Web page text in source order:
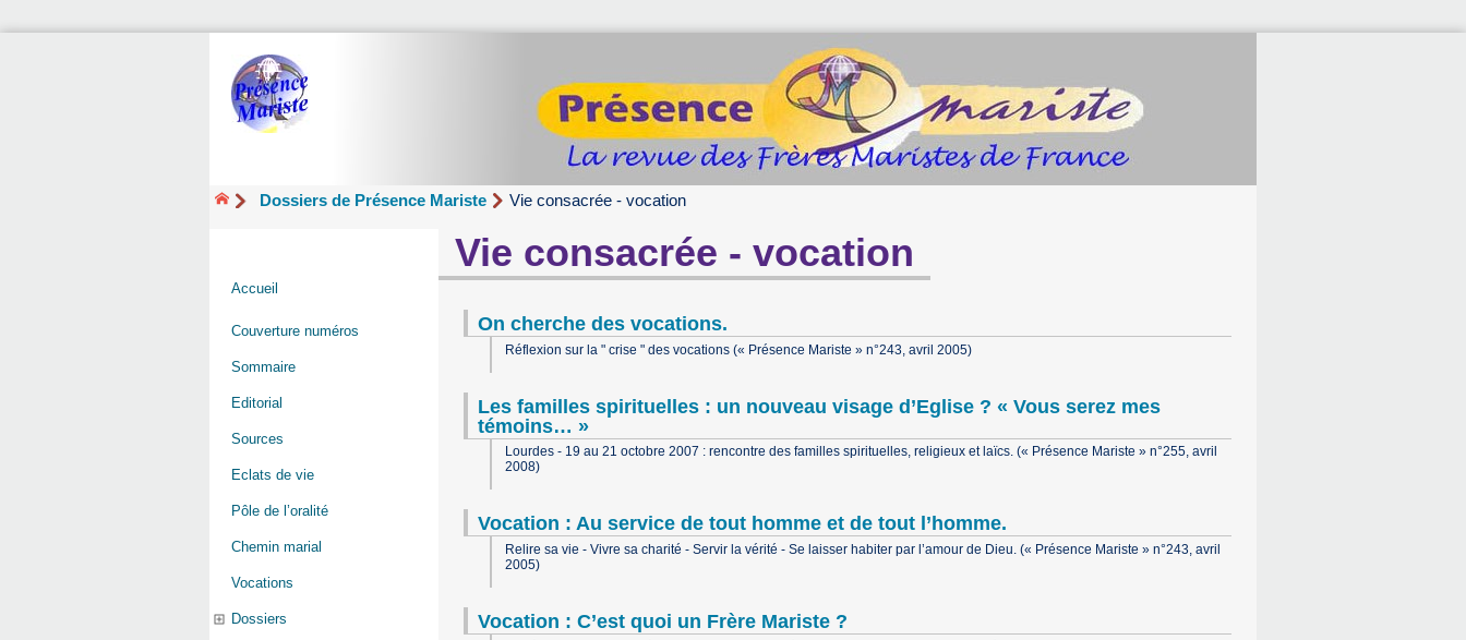
Dossiers de Présence Mariste Vie consacrée - vocation
Vie consacrée - vocation
On cherche des vocations.
Réflexion sur la " crise " des vocations (« Présence Mariste » n°243, avril 2005)
Les familles spirituelles : un nouveau visage d’Eglise ? « Vous serez mes
témoins… »
Lourdes - 19 au 21 octobre 2007 : rencontre des familles spirituelles, religieux et laïcs. (« Présence Mariste » n°255, avril
2008)
Vocation : Au service de tout homme et de tout l’homme.
Relire sa vie - Vivre sa charité - Servir la vérité - Se laisser habiter par l’amour de Dieu. (« Présence Mariste » n°243, avril
2005)
Vocation : C’est quoi un Frère Mariste ?
Accueil
Couverture numéros
Sommaire
Editorial
Sources
Eclats de vie
Pôle de l’oralité
Chemin marial
Vocations
Dossiers